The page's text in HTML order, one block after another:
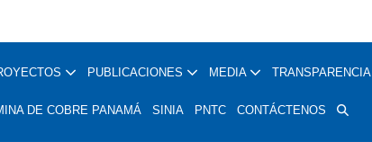
PUBLICACIONES MEDIA TRANSPARENCIA
DE COBRE PANAMÁ SINIA PNTC CONTÁCTENOS